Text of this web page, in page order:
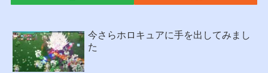
今さらホロキュアに手を出してみまし
た